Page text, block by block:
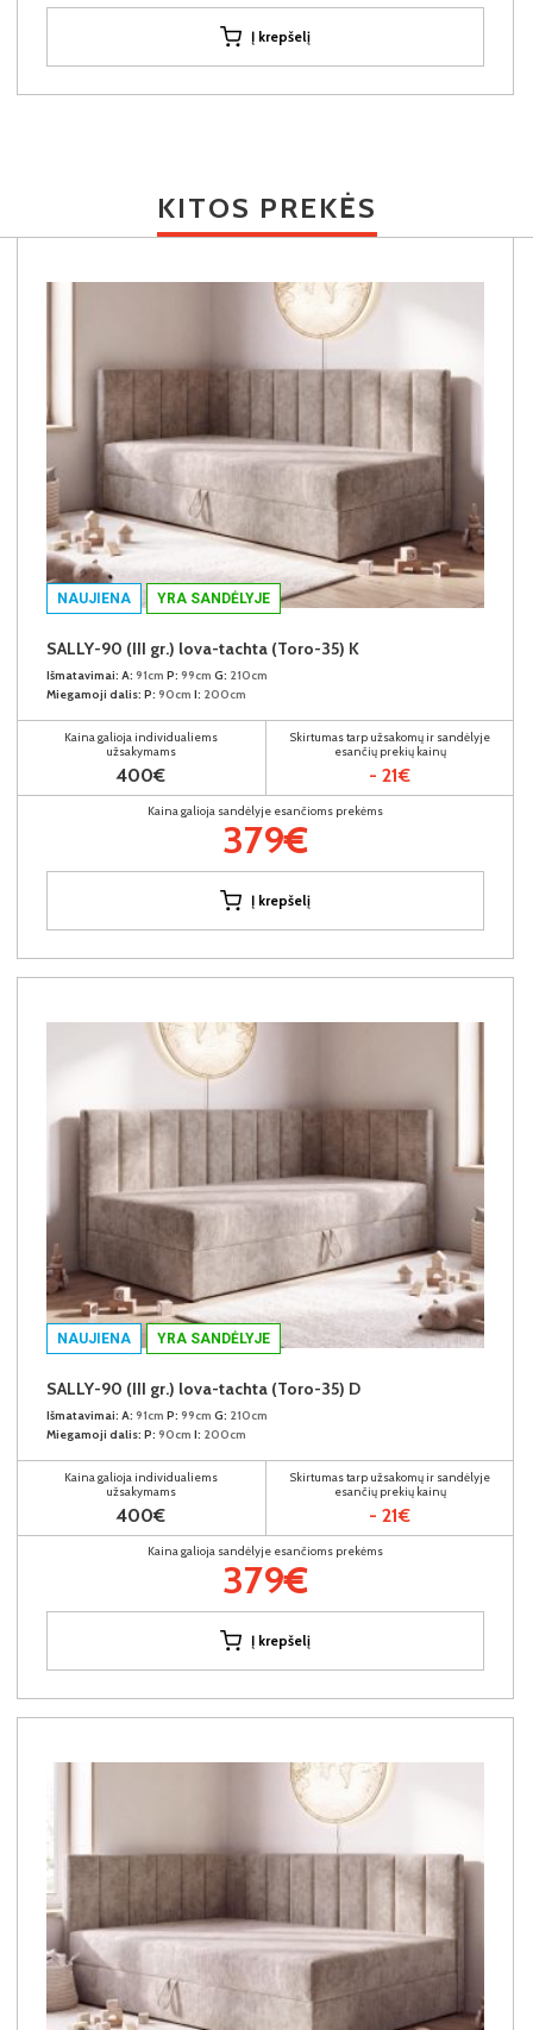
Į krepšelį
KITOS PREKĖS
NAUJIENA YRA SANDĖLYJE
SALLY-90 (III gr.) lova-tachta (Toro-35) K
Išmatavimai: A: 91cm P: 99cm G: 210cm
Miegamoji dalis: P: 90cm I: 200cm
Kaina galioja individualiems
užsakymams
400€
Skirtumas tarp užsakomų ir sandėlyje
esančių prekių kainų
- 21€
Kaina galioja sandėlyje esančioms prekėms
379€
Į krepšelį
NAUJIENA YRA SANDĖLYJE
SALLY-90 (III gr.) lova-tachta (Toro-35) D
Išmatavimai: A: 91cm P: 99cm G: 210cm
Miegamoji dalis: P: 90cm I: 200cm
Kaina galioja individualiems
užsakymams
400€
Skirtumas tarp užsakomų ir sandėlyje
esančių prekių kainų
- 21€
Kaina galioja sandėlyje esančioms prekėms
379€
Į krepšelį